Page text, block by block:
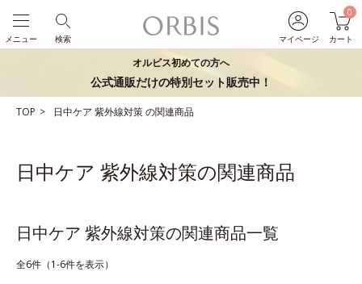
マイページ
0
カート
検索
メニュー
オルビス初めての方へ
公式通販だけの特別セット販売中！
TOP 日中ケア 紫外線対策の関連商品
日中ケア 紫外線対策の関連商品
日中ケア 紫外線対策の関連商品一覧
全6件（1-6件を表示）